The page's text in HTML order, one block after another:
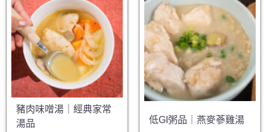
豬肉味噌湯｜經典家常
湯品
低GI粥品｜燕麥蔘雞湯